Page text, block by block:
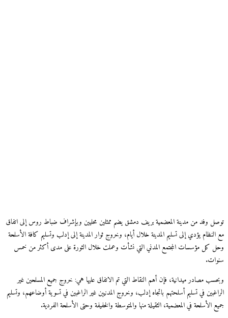
توصل وفد من مدينة المعضمية بريف دمشق يضم ممثلين محليين وبإشراف ضباط روس إلى اتفاق
مع النظام يؤدي إلى تسليم المدينة خلال أيام، وخروج ثوار المدينة إلى إدلب وتسليم كافة الأسلحة
وحل كل مؤسسات المجتمع المدني التي نشأت وعملت خلال الثورة على مدى أكثر من خمس
سنوات.
وبحسب مصادر ميدانية، فإن أهم النقاط التي تم الاتفاق عليها هي: خروج جميع المسلحين غير
الراغبين في تسليم أسلحتهم باتجاه إدلب، وخروج المدنيين غير الراغبين في تسوية أوضاعهم، وتسليم
جميع الأسلحة في المعضمية، الثقيلة منها والمتوسطة والخفيفة وحتى الأسلحة الفردية.